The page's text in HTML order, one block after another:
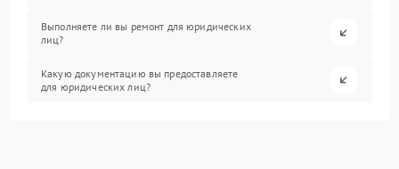
Выполняете ли вы ремонт для юридических
лиц?
Какую документацию вы предоставляете
для юридических лиц?